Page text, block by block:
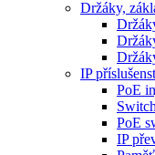
Držáky,
IP
PoE
PoE
IP